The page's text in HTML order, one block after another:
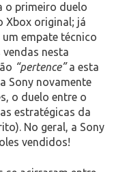
o primeiro duelo
Xbox original; já
um empate técnico
nesta
“pertence”a esta
Sony novamente
o duelo entre o
estratégicas da
No geral, a Sony
vendidos!